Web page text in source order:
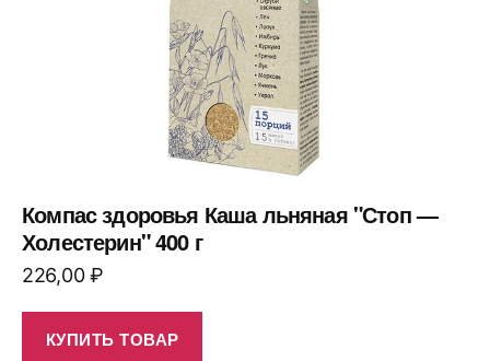
Компас здоровья Каша льняная "Стоп —
Холестерин" 400 г
226,00₽
КУПИТЬ ТОВАР